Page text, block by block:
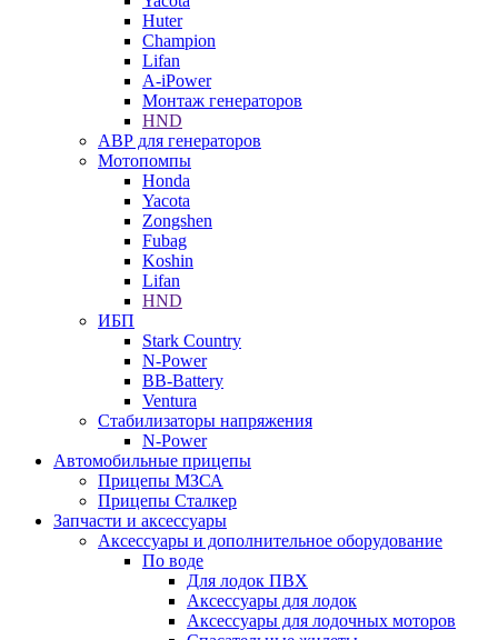
Huter
Champion
Lifan
A-iPower
Монтаж генераторов
HND
АВР для генераторов
Мотопомпы
Honda
Yacota
Zongshen
Fubag
Koshin
Lifan
HND
ИБП
Stark Country
N-Power
BB-Battery
Ventura
Стабилизаторы напряжения
N-Power
Автомобильные прицепы
Прицепы МЗСА
Прицепы Сталкер
Запчасти и аксессуары
Аксессуары и дополнительное оборудование
По воде
Для лодок ПВХ
Аксессуары для лодок
Аксессуары для лодочных моторов